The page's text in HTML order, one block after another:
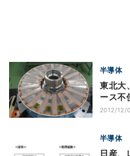
半導体
東北大
ース不
2012/12/
半導体
日産、